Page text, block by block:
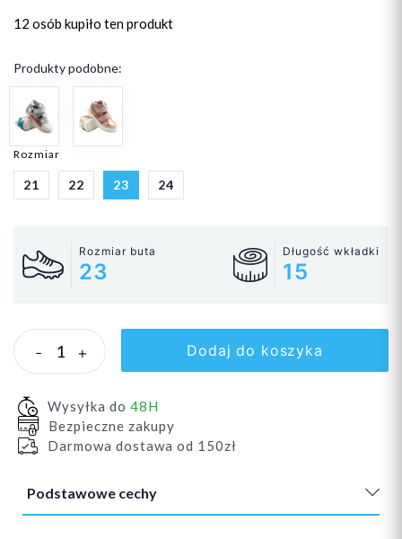
12 osób kupiło ten produkt
Produkty podobne:
Rozmiar
21 22 23 24
Rozmiar buta
23
Długość wkładki
15
- + Dodaj do koszyka
Wysyłka do 48H
Bezpieczne zakupy
Darmowa dostawa od 150zł
Podstawowe cechy